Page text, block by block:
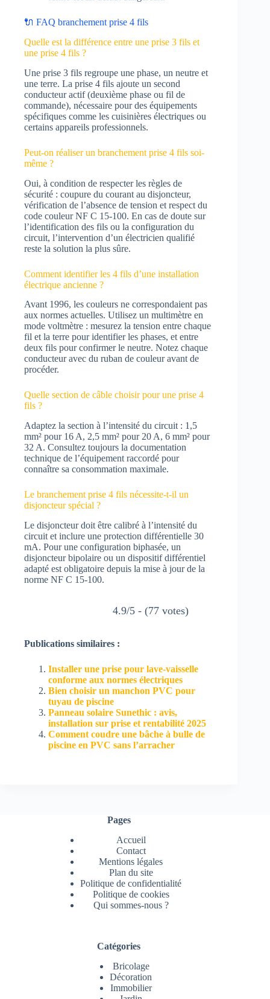
🔌 FAQ branchement prise 4 fils
Quelle est la différence entre une prise 3 fils et
une prise 4 fils ?
Une prise 3 fils regroupe une phase, un neutre et
une terre. La prise 4 fils ajoute un second
conducteur actif (deuxième phase ou fil de
commande), nécessaire pour des équipements
spécifiques comme les cuisinières électriques ou
certains appareils professionnels.
Peut-on réaliser un branchement prise 4 fils soi-
même ?
Oui, à condition de respecter les règles de
sécurité : coupure du courant au disjoncteur,
vérification de l’absence de tension et respect du
code couleur NF C 15-100. En cas de doute sur
l’identification des fils ou la configuration du
circuit, l’intervention d’un électricien qualifié
reste la solution la plus sûre.
Comment identifier les 4 fils d’une installation
électrique ancienne ?
Avant 1996, les couleurs ne correspondaient pas
aux normes actuelles. Utilisez un multimètre en
mode voltmètre : mesurez la tension entre chaque
fil et la terre pour identifier les phases, et entre
deux fils pour confirmer le neutre. Notez chaque
conducteur avec du ruban de couleur avant de
procéder.
Quelle section de câble choisir pour une prise 4
fils ?
Adaptez la section à l’intensité du circuit : 1,5
mm² pour 16 A, 2,5 mm² pour 20 A, 6 mm² pour
32 A. Consultez toujours la documentation
technique de l’équipement raccordé pour
connaître sa consommation maximale.
Le branchement prise 4 fils nécessite-t-il un
disjoncteur spécial ?
Le disjoncteur doit être calibré à l’intensité du
circuit et inclure une protection différentielle 30
mA. Pour une configuration biphasée, un
disjoncteur bipolaire ou un dispositif différentiel
adapté est obligatoire depuis la mise à jour de la
norme NF C 15-100.
4.9/5 - (77 votes)
Publications similaires :
Installer une prise pour lave-vaisselle
conforme aux normes électriques
Bien choisir un manchon PVC pour
tuyau de piscine
Panneau solaire Sunethic : avis,
installation sur prise et rentabilité 2025
Comment coudre une bâche à bulle de
piscine en PVC sans l’arracher
Pages
Accueil
Contact
Mentions légales
Plan du site
Politique de confidentialité
Politique de cookies
Qui sommes-nous ?
Catégories
Bricolage
Décoration
Immobilier